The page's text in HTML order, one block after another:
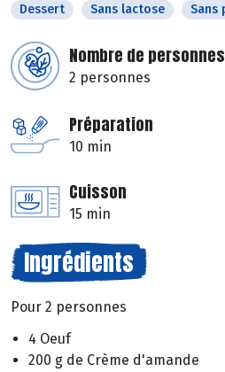
Dessert Sans lactose Sans
Nombre de personnes
2 personnes
Préparation
10 min
Cuisson
15 min
Ingrédients
Pour 2 personnes
4 Oeuf
200 g de Crème d'amande